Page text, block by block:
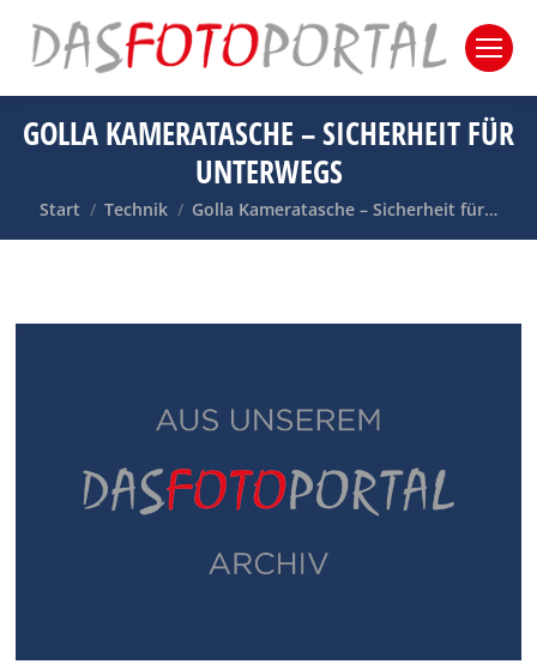
GOLLA KAMERATASCHE – SICHERHEIT FÜR
UNTERWEGS
Sie befinden sich hier:
Start Technik Golla Kameratasche – Sicherheit für…